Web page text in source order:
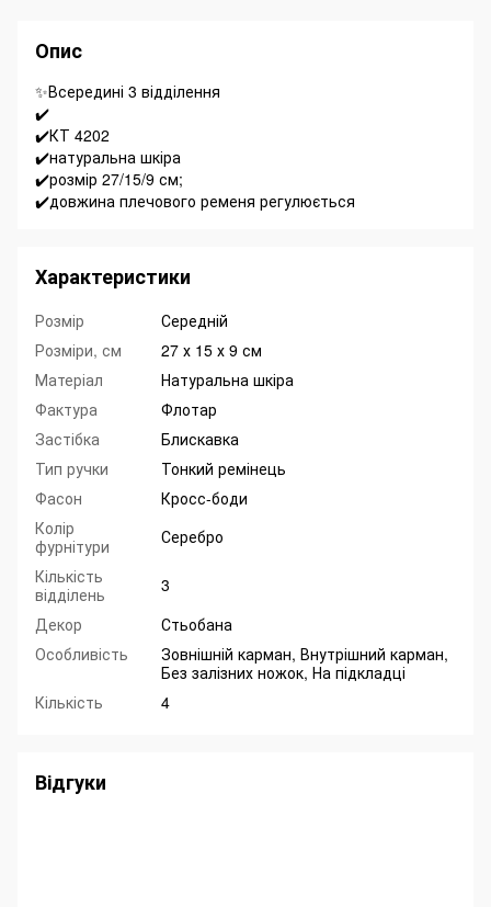
Опис
✨Всередині 3 відділення
✔️
✔️КТ 4202
✔️натуральна шкіра
✔️розмір 27/15/9 см;
✔️довжина плечового ременя регулюється
Характеристики
Розмір
Середній
Розміри, см
27 х 15 х 9 см
Матеріал
Натуральна шкіра
Фактура
Флотар
Застібка
Блискавка
Тип ручки
Тонкий ремінець
Фасон
Кросс-боди
Колір
фурнітури
Серебро
Кількість
відділень
3
Декор
Стьобана
Особливість
Зовнішній карман, Внутрішний карман,
Без залізних ножок, На підкладці
Кількість
4
Відгуки